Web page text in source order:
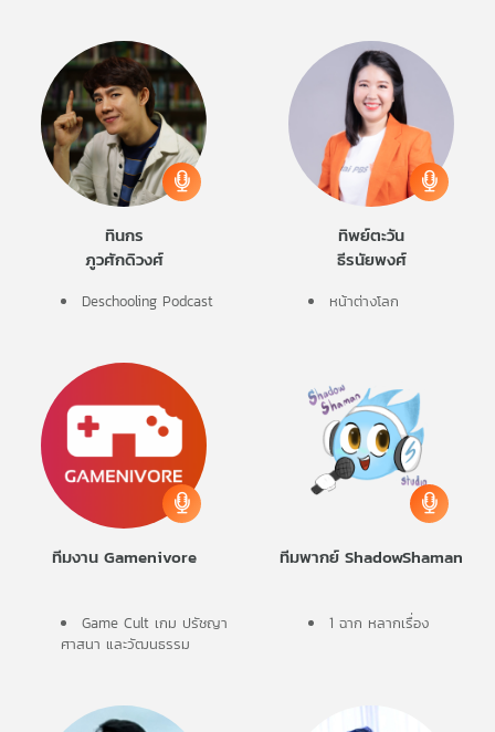
ทินกร
ภูวศักดิวงศ์
Deschooling Podcast
ทิพย์ตะวัน
ธีรนัยพงศ์
หน้าต่างโลก
ทีมงาน Gamenivore
Game Cult เกม ปรัชญา
ศาสนา และวัฒนธรรม
ทีมพากย์ ShadowShaman
1 ฉาก หลากเรื่อง